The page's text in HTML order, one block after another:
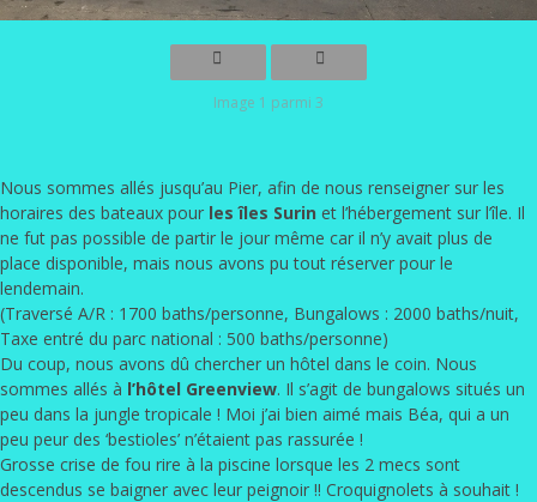
Image 1 parmi 3
Nous sommes allés jusqu’au Pier, afin de nous renseigner sur les
horaires des bateaux pour les îles Surin et l’hébergement sur l’île. Il
ne fut pas possible de partir le jour même car il n’y avait plus de
place disponible, mais nous avons pu tout réserver pour le
lendemain.
(Traversé A/R : 1700 baths/personne, Bungalows : 2000 baths/nuit,
Taxe entré du parc national : 500 baths/personne)
Du coup, nous avons dû chercher un hôtel dans le coin. Nous
sommes allés à l’hôtel Greenview. Il s’agit de bungalows situés un
peu dans la jungle tropicale ! Moi j’ai bien aimé mais Béa, qui a un
peu peur des ‘bestioles’ n’étaient pas rassurée !
Grosse crise de fou rire à la piscine lorsque les 2 mecs sont
descendus se baigner avec leur peignoir !! Croquignolets à souhait !